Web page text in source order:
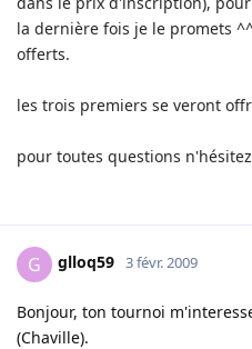
la dernière fois je le promets
offerts.
les trois premiers se veront
pour toutes questions
G glloq59 3 févr. 2009
Bonjour, ton tournoi
(Chaville).